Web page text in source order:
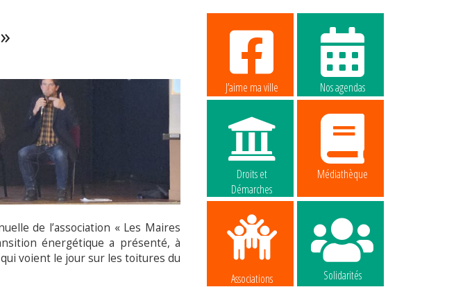
de l’association « Les Maires
énergétique a présenté, à
voient le jour sur les toitures du
J’aime ma ville Nos agendas
Droits et
Démarches
Médiathèque
Associations Solidarités